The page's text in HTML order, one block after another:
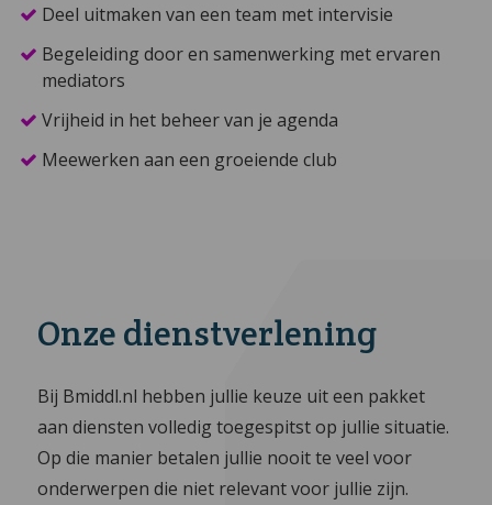
Deel uitmaken van een team met intervisie
Begeleiding door en samenwerking met ervaren
mediators
Vrijheid in het beheer van je agenda
Meewerken aan een groeiende club
Onze dienstverlening
Bij Bmiddl.nl hebben jullie keuze uit een pakket
aan diensten volledig toegespitst op jullie situatie.
Op die manier betalen jullie nooit te veel voor
onderwerpen die niet relevant voor jullie zijn.